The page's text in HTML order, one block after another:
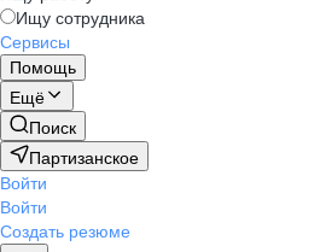
Ищу сотрудника
Сервисы
Помощь
Ещё
Поиск
Партизанское
Войти
Войти
Создать резюме